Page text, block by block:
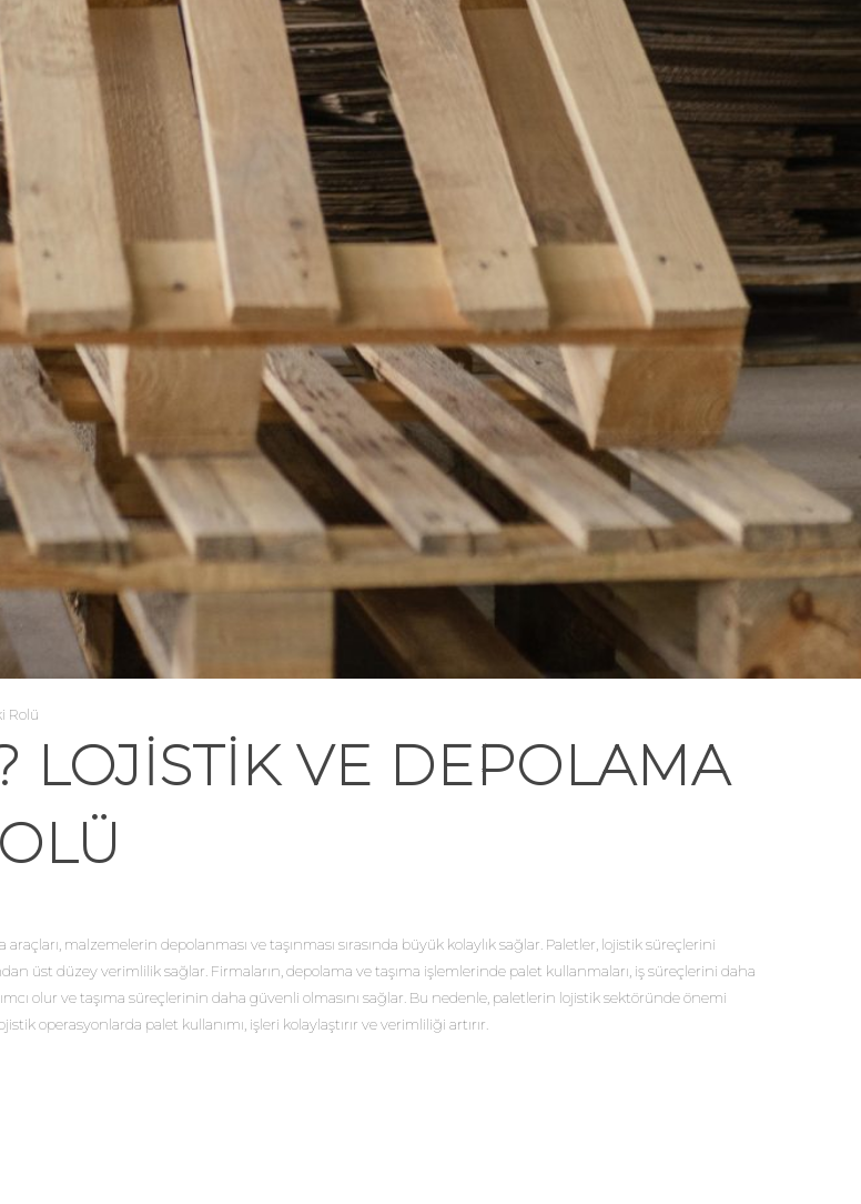
Rolü
LOJISTIK VE DEPOLAMA
malzemelerin depolanması ve taşınması sırasında büyük kolaylık sağlar. Paletler, lojistik süreçlerini
üst düzey verimlilik sağlar. Firmaların, depolama ve taşıma işlemlerinde palet kullanmaları, iş süreçlerini daha
olur ve taşıma süreçlerinin daha güvenli olmasını sağlar. Bu nedenle, paletlerin lojistik sektöründe önemi
operasyonlarda palet kullanımı, işleri kolaylaştırır ve verimliliği artırır.